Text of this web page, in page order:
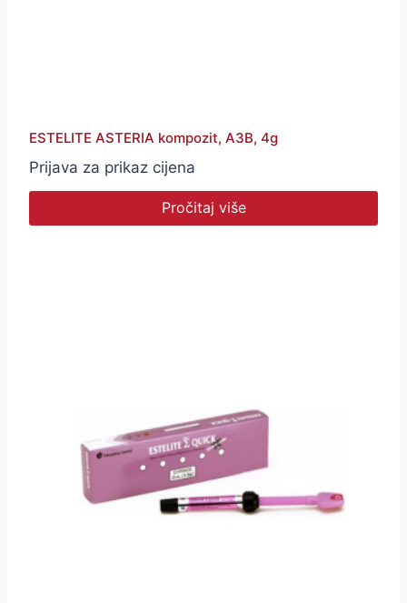
ESTELITE ASTERIA kompozit, A3B, 4g
Prijava za prikaz cijena
Pročitaj više